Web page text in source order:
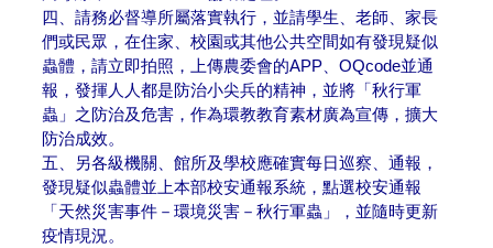
四、請務必督導所屬落實執行，並請學生、老師、家長
們或民眾，在住家、校園或其他公共空間如有發現疑似
蟲體，請立即拍照，上傳農委會的APP、OQcode並通
報，發揮人人都是防治小尖兵的精神，並將「秋行軍
蟲」之防治及危害，作為環教教育素材廣為宣傳，擴大
防治成效。
五、另各級機關、館所及學校應確實每日巡察、通報，
發現疑似蟲體並上本部校安通報系統，點選校安通報
「天然災害事件－環境災害－秋行軍蟲」，並隨時更新
疫情現況。